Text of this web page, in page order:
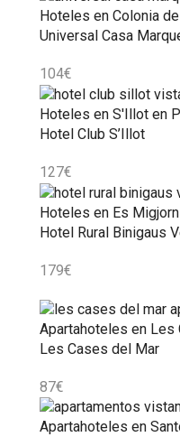
Hoteles en Colonia
Universal Casa
104€
Hoteles en S'Illot en
Hotel Club S’Illot
127€
Hoteles en Es
Hotel Rural Binigaus
179€
Apartahoteles en Les
Les Cases del Mar
87€
Apartahoteles en